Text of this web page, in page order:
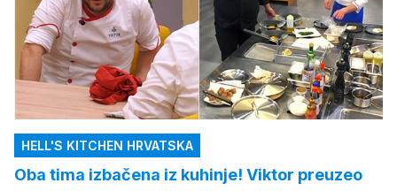
HELL'S KITCHEN HRVATSKA
Oba tima izbačena iz kuhinje! Viktor preuzeo